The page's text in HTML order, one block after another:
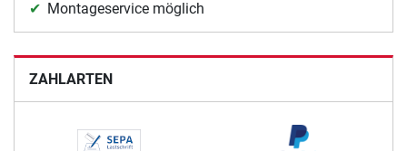
Montageservice möglich
ZAHLARTEN